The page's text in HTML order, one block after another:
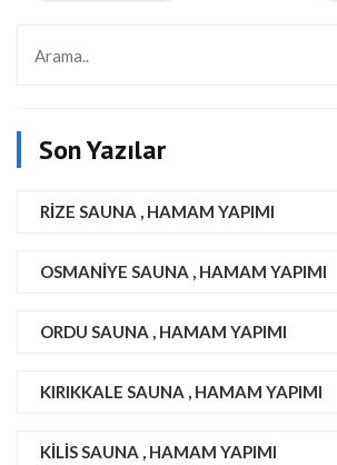
Son Yazılar
RIZE SAUNA , HAMAM YAPIMI
OSMANIYE SAUNA , HAMAM YAPIMI
ORDU SAUNA , HAMAM YAPIMI
KIRIKKALE SAUNA , HAMAM YAPIMI
KILIS SAUNA , HAMAM YAPIMI